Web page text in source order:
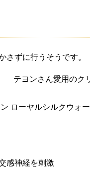
さずに行うそうです。
テヨンさん愛用のク
ローヤルシルクウォ
感神経を刺激